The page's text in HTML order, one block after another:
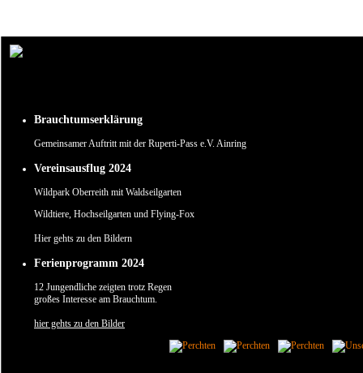
Brauchtumserklärung
Gemeinsamer Auftritt mit der Ruperti-Pass e.V. Ainring
Vereinsausflug 2024
Wildpark Oberreith mit Waldseilgarten
Wildtiere, Hochseilgarten und Flying-Fox
Hier gehts zu den Bildern
Ferienprogramm 2024
12 Jungendliche zeigten trotz Regen
großes Interesse am Brauchtum.
hier gehts zu den Bilder